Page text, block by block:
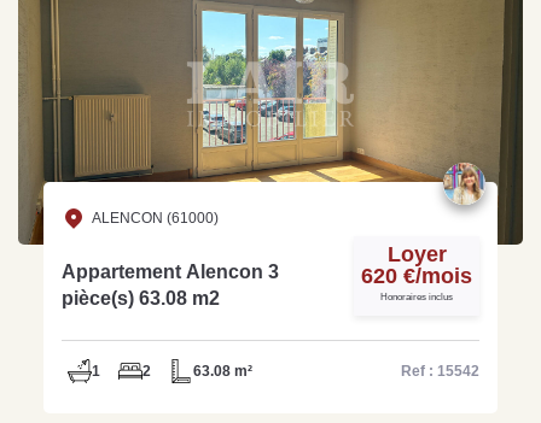
ALENCON (61000)
Appartement Alencon 3
pièce(s) 63.08 m2
Loyer
620 €/mois
Honoraires inclus
1 2 63.08 m² Ref : 15542